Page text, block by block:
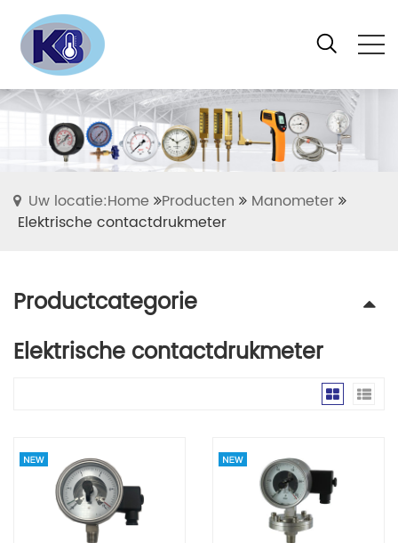
Uw locatie:Home Producten
Manometer
Elektrische contactdrukmeter
Productcategorie
Elektrische contactdrukmeter